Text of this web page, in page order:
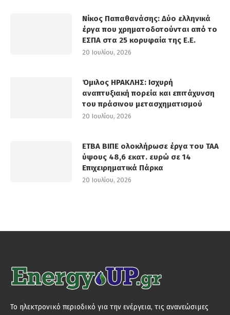
Νίκος Παπαθανάσης: Δύο ελληνικά
έργα που χρηματοδοτούνται από το
ΕΣΠΑ στα 25 κορυφαία της Ε.Ε.
20 Ιουλίου, 2026
Όμιλος ΗΡΑΚΛΗΣ: Ισχυρή
αναπτυξιακή πορεία και επιτάχυνση
του πράσινου μετασχηματισμού
20 Ιουλίου, 2026
ΕΤΒΑ ΒΙΠΕ ολοκλήρωσε έργα του ΤΑΑ
ύψους 48,6 εκατ. ευρώ σε 14
Επιχειρηματικά Πάρκα
20 Ιουλίου, 2026
Το ηλεκτρονικό περιοδικό για την ενέργεια, τις ανανεώσιμες